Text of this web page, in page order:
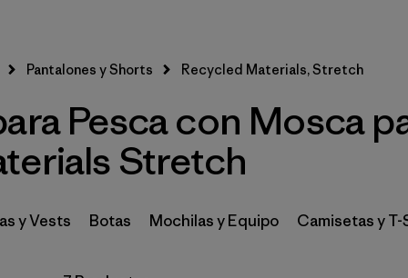
Filtrar por
Price
Filtrar por
Size
Filtrar por
Fit
Filtrar por
Features & Processes 1
Pantalones y Shorts Recycled Materials, Stretch
Pesca con Mosca
Stretch
y Vests Botas Mochilas y Equipo Camisetas y